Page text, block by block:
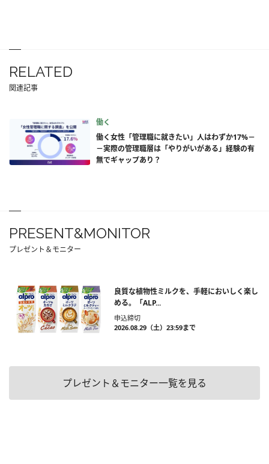
RELATED
関連記事
働く
働く女性「管理職に就きたい」人はわずか17%－
－実際の管理職層は「やりがいがある」経験の有
無でギャップあり？
PRESENT&MONITOR
プレゼント＆モニター
良質な植物性ミルクを、手軽においしく楽し
める。「ALP...
申込締切
2026.08.29（土）23:59まで
プレゼント＆モニター一覧を見る